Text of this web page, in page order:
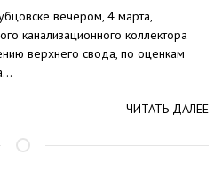
вечером, 4 марта,
канализационного коллектора
верхнего свода, по оценкам
ЧИТАТЬ ДАЛЕЕ